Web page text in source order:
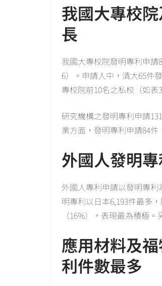
我國大專校
長
我國大專校院發明專利申請
6）。申請人中，清大65件
專校院前10名之私校（如表
研究機構之發明專利申請
業方面，發明專利申請84件
外國人發明
外國人專利申請以發明專
明專利以日本6,193件最多
（16%），表現最為積極
應用材料及
利件數最多